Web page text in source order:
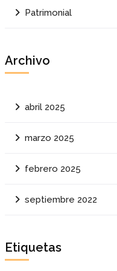
Patrimonial
Archivo
abril 2025
marzo 2025
febrero 2025
septiembre 2022
Etiquetas